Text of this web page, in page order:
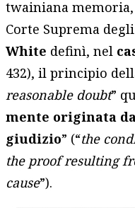
twainiana
Corte Suprema
White definì, nel
432), il principio
reasonable doubt”
mente originata
giudizio” (“the
the proof resulting
cause”).